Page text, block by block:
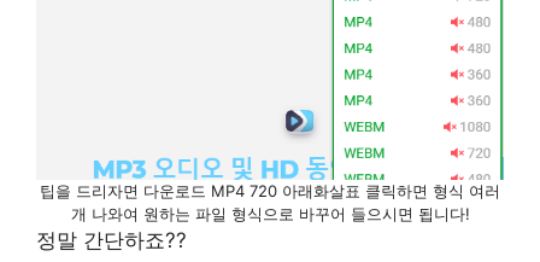
팁을 드리자면 다운로드 MP4 720 아래화살표 클릭하면 형식 여러
개 나와여 원하는 파일 형식으로 바꾸어 들으시면 됩니다!
정말 간단하죠??